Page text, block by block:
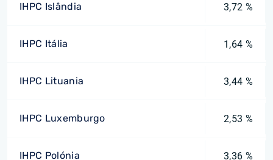
IHPC Islândia 3,72 %
IHPC Itália 1,64 %
IHPC Lituania 3,44 %
IHPC Luxemburgo 2,53 %
IHPC Polónia 3,36 %